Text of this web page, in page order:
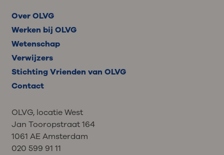
Over OLVG
Werken bij OLVG
Wetenschap
Verwijzers
Stichting Vrienden van OLVG
Contact
OLVG, locatie West
Jan Tooropstraat 164
1061 AE Amsterdam
020 599 91 11